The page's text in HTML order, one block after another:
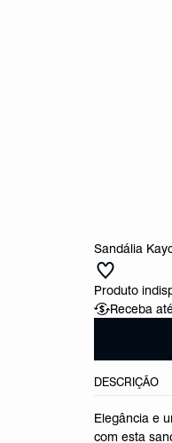
Sandália
Produto
Receba
DESCRIÇÃO
Elegância e
com esta